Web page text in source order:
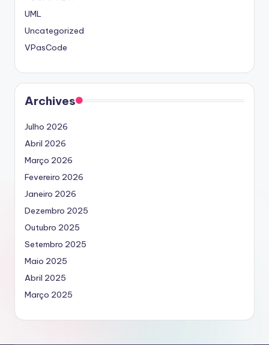
UML
Uncategorized
VPasCode
Archives
Julho 2026
Abril 2026
Março 2026
Fevereiro 2026
Janeiro 2026
Dezembro 2025
Outubro 2025
Setembro 2025
Maio 2025
Abril 2025
Março 2025